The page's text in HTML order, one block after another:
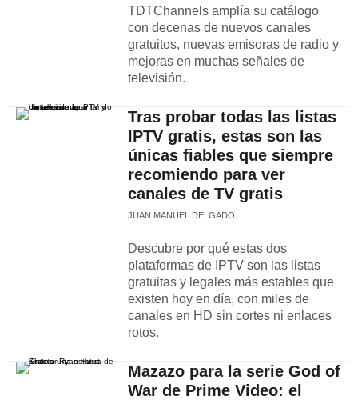
TDTChannels amplía su catálogo
con decenas de nuevos canales
gratuitos, nuevas emisoras de radio y
mejoras en muchas señales de
televisión.
Tras probar todas las listas
IPTV gratis, estas son las
únicas fiables que siempre
recomiendo para ver
canales de TV gratis
JUAN MANUEL DELGADO
Descubre por qué estas dos
plataformas de IPTV son las listas
gratuitas y legales más estables que
existen hoy en día, con miles de
canales en HD sin cortes ni enlaces
rotos.
Mazazo para la serie God of
War de Prime Video: el